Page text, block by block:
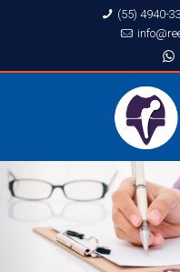
(55) 4940-